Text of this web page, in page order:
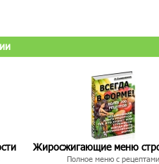
Жиросжигающие меню
Полное меню с рецептами